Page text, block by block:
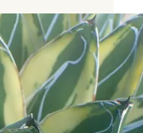
s
e
p
e
n
a
v
e
p
r
i